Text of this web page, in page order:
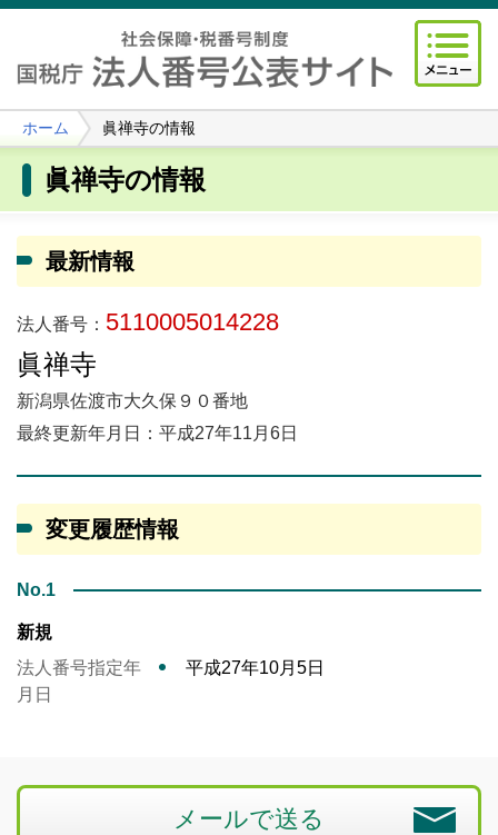
ホーム 眞禅寺の情報
眞禅寺の情報
最新情報
法人番号： 5110005014228
眞禅寺
新潟県佐渡市大久保９０番地
最終更新年月日：平成27年11月6日
変更履歴情報
No.1
新規
法人番号指定年
月日
平成27年10月5日
メールで送る